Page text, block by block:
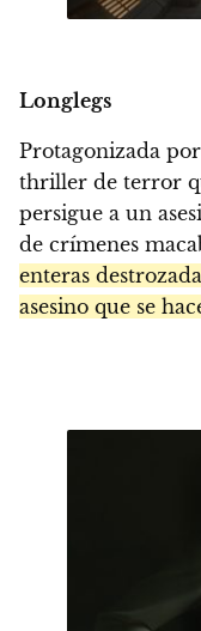
Longlegs
Protagonizada por
thriller de terror
persigue a un
de crímenes
enteras
asesino que se